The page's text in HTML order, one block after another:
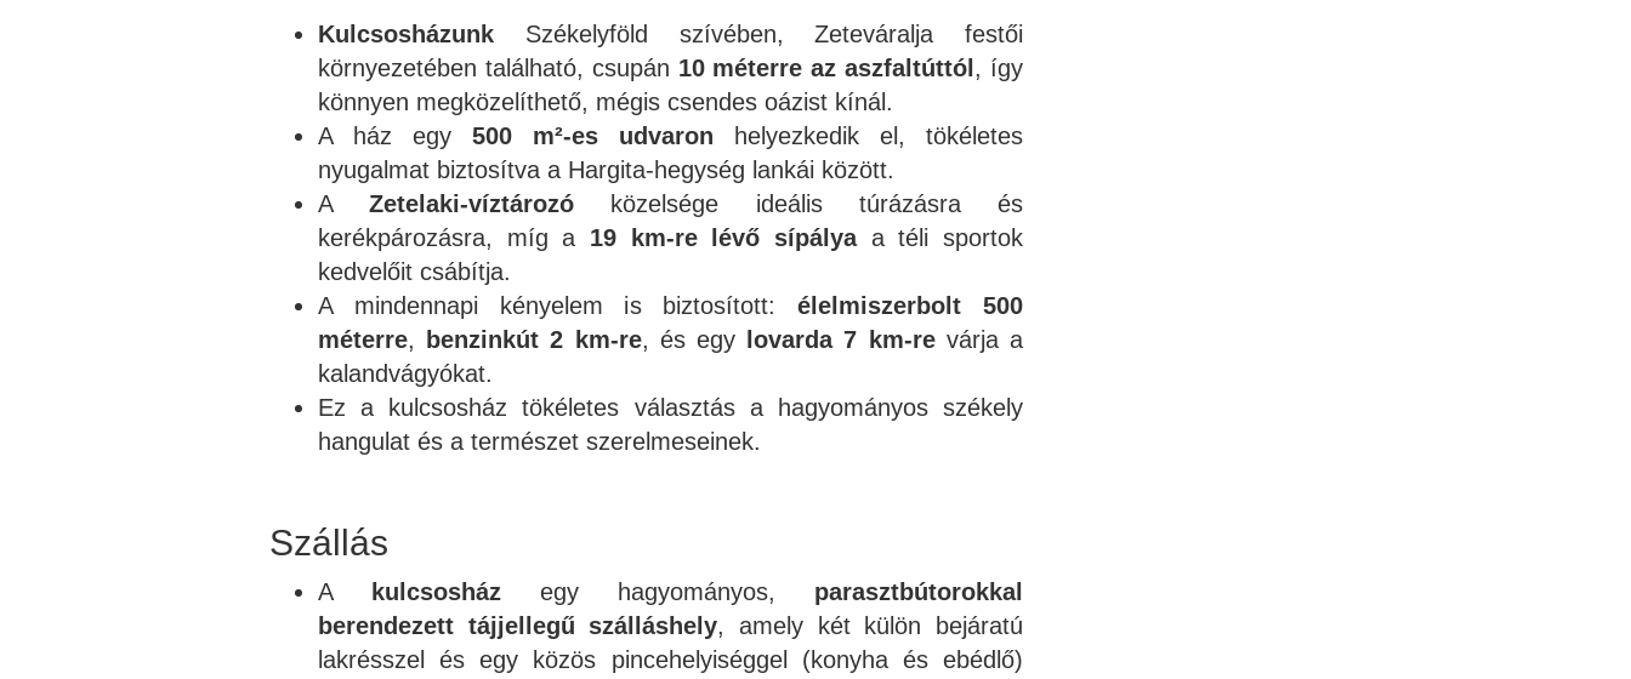
Kulcsosházunk Székelyföld szívében, Zeteváralja festői
környezetében található, csupán 10 méterre az aszfaltúttól , így
könnyen megközelíthető, mégis csendes oázist kínál.
A ház egy 500 m²-es udvaron helyezkedik el, tökéletes
nyugalmat biztosítva a Hargita-hegység lankái között.
AZetelaki-víztározó közelsége ideális túrázásra és
kerékpározásra, míg a 19 km-re lévő sípályaa téli sportok
kedvelőit csábítja.
A mindennapi kényelem is biztosított:élelmiszerbolt 500
méterre, benzinkút 2 km-re, és egy lovarda 7 km-revárja a
kalandvágyókat.
Ez a kulcsosház tökéletes választás a hagyományos székely
hangulat és a természet szerelmeseinek.
Szállás
A kulcsosház egy hagyományos, parasztbútorokkal
berendezett tájjellegű szálláshely, amely két külön bejáratú
lakrésszel és egy közös pincehelyiséggel (konyha és ebédlő)